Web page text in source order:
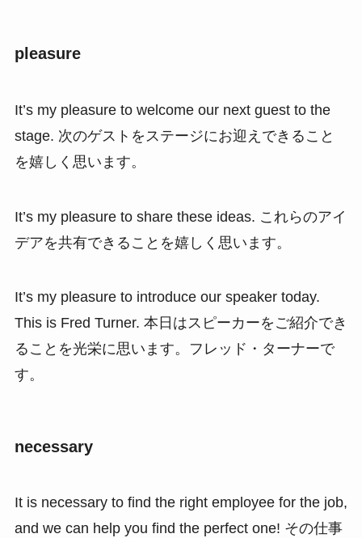
pleasure
It’s my pleasure to welcome our next guest to the
stage. 次のゲストをステージにお迎えできること
を嬉しく思います。
It’s my pleasure to share these ideas. これらのアイ
デアを共有できることを嬉しく思います。
It’s my pleasure to introduce our speaker today.
This is Fred Turner. 本日はスピーカーをご紹介でき
ることを光栄に思います。フレッド・ターナーで
す。
necessary
It is necessary to find the right employee for the job,
and we can help you find the perfect one! その仕事